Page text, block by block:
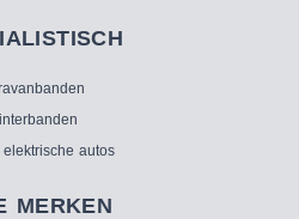
elektrische autos
MERKEN